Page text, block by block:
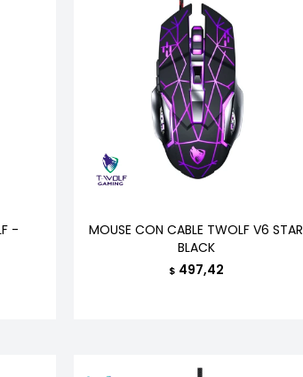
-
MOUSE CON CABLE TWOLF V6 STAR
BLACK
$ 497,42